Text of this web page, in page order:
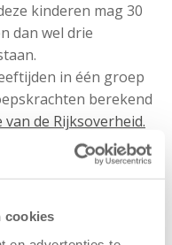
cookies
kinderen mag 30
dan wel drie
in één groep
berekend
de Rijksoverheid.
inzicht in